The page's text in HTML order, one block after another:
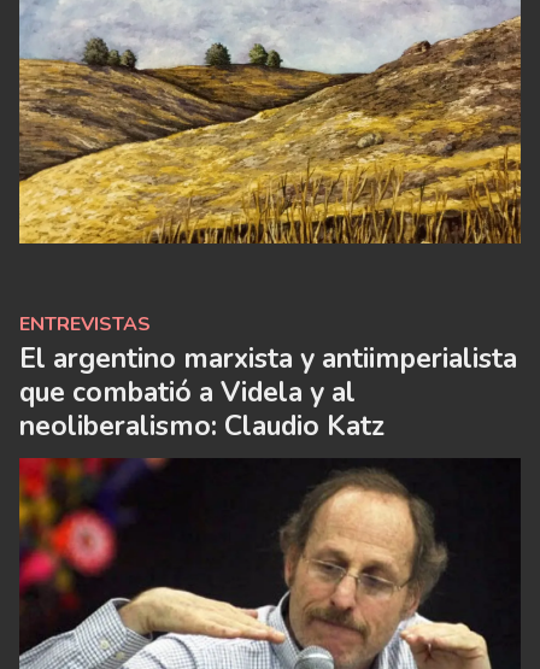
El argentino marxista y antiimperialista
que combatió a Videla y al
neoliberalismo: Claudio Katz
ENTREVISTAS